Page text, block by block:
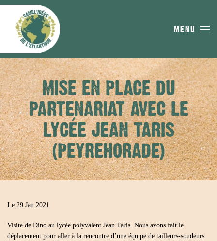
Skip to main content
MENU
MISE EN PLACE DU
PARTENARIAT AVEC LE
LYCÉE JEAN TARIS
(PEYREHORADE)
Le 29 Jan 2021
Visite de Dino au lycée polyvalent Jean Taris. Nous avons fait le
déplacement pour aller à la rencontre d’une équipe de tailleurs-soudeurs